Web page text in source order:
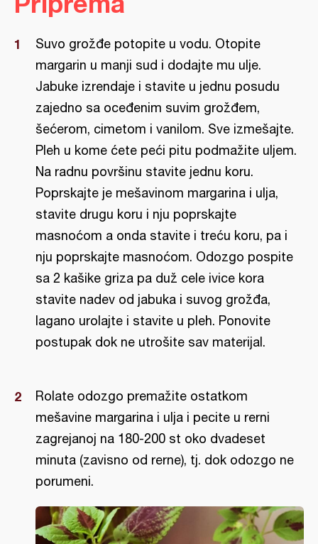
Suvo grožđe potopite u vodu. Otopite
margarin u manji sud i dodajte mu ulje.
Jabuke izrendaje i stavite u jednu posudu
zajedno sa oceđenim suvim grožđem,
šećerom, cimetom i vanilom. Sve izmešajte.
Pleh u kome ćete peći pitu podmažite uljem.
Na radnu površinu stavite jednu koru.
Poprskajte je mešavinom margarina i ulja,
stavite drugu koru i nju poprskajte
masnoćom a onda stavite i treću koru, pa i
nju poprskajte masnoćom. Odozgo pospite
sa 2 kašike griza pa duž cele ivice kora
stavite nadev od jabuka i suvog grožđa,
lagano urolajte i stavite u pleh. Ponovite
postupak dok ne utrošite sav materijal.
Rolate odozgo premažite ostatkom
mešavine margarina i ulja i pecite u rerni
zagrejanoj na 180-200 st oko dvadeset
minuta (zavisno od rerne), tj. dok odozgo ne
porumeni.